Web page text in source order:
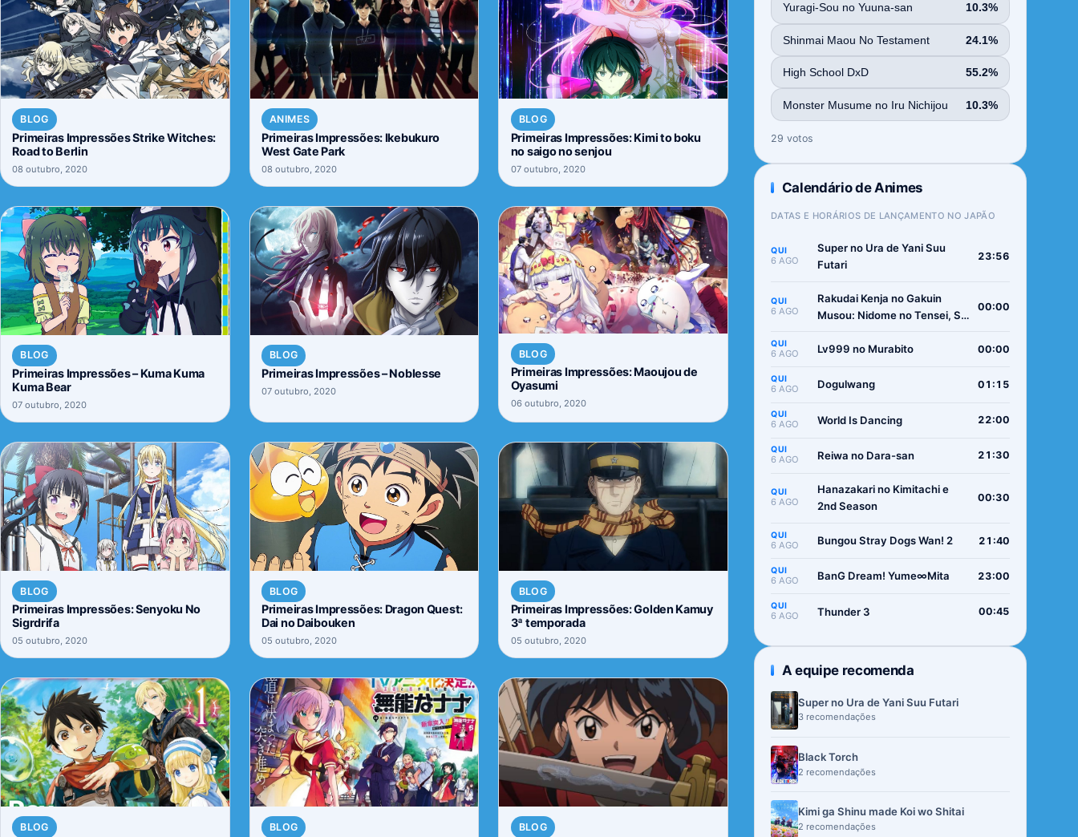
BLOG
Primeiras Impressões Strike Witches:
Road to Berlin
08 outubro, 2020
ANIMES
Primeiras Impressões: Ikebukuro
West Gate Park
08 outubro, 2020
BLOG
Primeiras Impressões: Kimi to boku
no saigo no senjou
07 outubro, 2020
BLOG
Primeiras Impressões – Kuma Kuma
Kuma Bear
07 outubro, 2020
BLOG
Primeiras Impressões – Noblesse
07 outubro, 2020
BLOG
Primeiras Impressões: Maoujou de
Oyasumi
06 outubro, 2020
BLOG
Primeiras Impressões: Senyoku No
Sigrdrifa
05 outubro, 2020
BLOG
Primeiras Impressões: Dragon Quest:
Dai no Daibouken
05 outubro, 2020
BLOG
Primeiras Impressões: Golden Kamuy
3ª temporada
05 outubro, 2020
BLOG BLOG BLOG
Yuragi-Sou no Yuuna-san 10.3%
Shinmai Maou No Testament 24.1%
High School DxD 55.2%
Monster Musume no Iru Nichijou 10.3%
29 votos
Calendário de Animes
DATAS E HORÁRIOS DE LANÇAMENTO NO JAPÃO
QUI
6 AGO
Super no Ura de Yani Suu
Futari
23:56
QUI
6 AGO
Rakudai Kenja no Gakuin
Musou: Nidome no Tensei, S-
Boukenroku
00:00
QUI
6 AGO Lv999 no Murabito 00:00
QUI
6 AGO Dogulwang 01:15
QUI
6 AGO World Is Dancing 22:00
QUI
6 AGO Reiwa no Dara-san 21:30
QUI
6 AGO
Hanazakari no Kimitachi e
2nd Season
00:30
QUI
6 AGO Bungou Stray Dogs Wan! 2 21:40
QUI
6 AGO BanG Dream! Yume∞Mita 23:00
QUI
6 AGO Thunder 3 00:45
A equipe recomenda
Super no Ura de Yani Suu Futari
3 recomendações
Black Torch
2 recomendações
Kimi ga Shinu made Koi wo Shitai
2 recomendações